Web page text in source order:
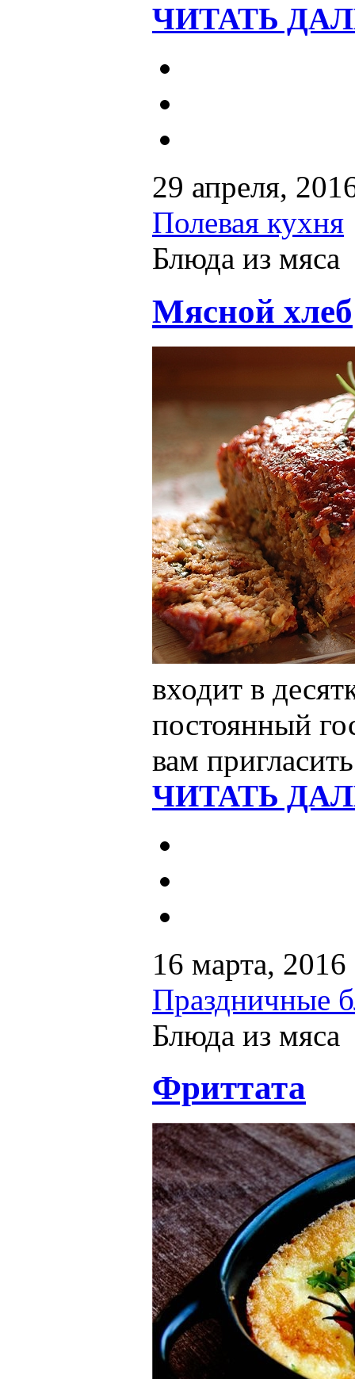
ЧИТАТЬ
29 апреля,
Полевая кухня
Блюда из мяса
Мясной хлеб
входит в
постоянный
вам
ЧИТАТЬ
16 марта,
Праздничные
Блюда из мяса
Фриттата